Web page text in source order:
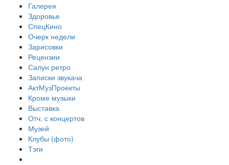
Галерея
Здоровье
СпецКино
Очерк недели
Зарисовки
Рецензии
Салун ретро
Записки звукача
АктМузПроекты
Кроме музыки
Выставка
Отч. с концертов
Музей
Клубы (фото)
Тэги